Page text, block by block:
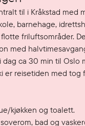
til i Kråkstad med
barnehage,
friluftsområder.
med
dag ca 30 min til Oslo
er reisetiden med tog
kjøkken og toalett.
bad og